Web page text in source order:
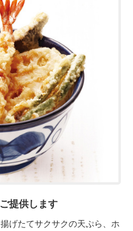
提供します
げたてサクサクの天ぷら、ホ